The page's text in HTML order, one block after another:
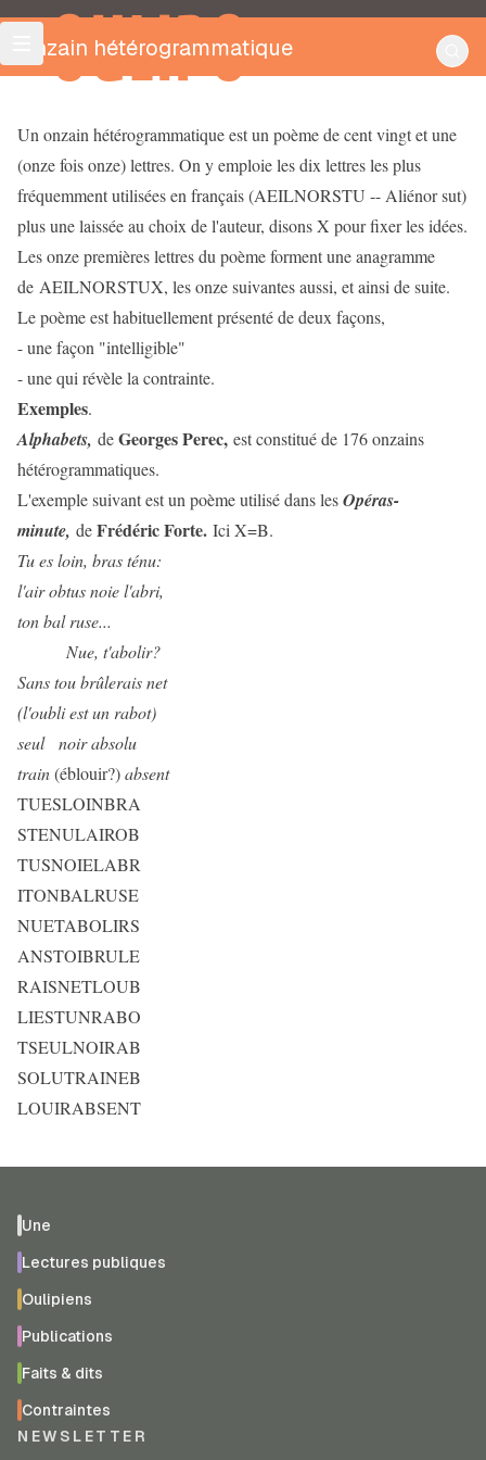
OULIPO
Onzain hétérogrammatique
Un onzain hétérogrammatique est un poème de cent vingt et une
(onze fois onze) lettres. On y emploie les dix lettres les plus
fréquemment utilisées en français (AEILNORSTU -- Aliénor sut)
plus une laissée au choix de l'auteur, disons X pour fixer les idées.
Les onze premières lettres du poème forment une anagramme
de AEILNORSTUX, les onze suivantes aussi, et ainsi de suite.
Le poème est habituellement présenté de deux façons,
- une façon "intelligible"
- une qui révèle la contrainte.
Exemples.
Alphabets, deGeorges Perec, est constitué de 176 onzains
hétérogrammatiques.
L'exemple suivant est un poème utilisé dans lesOpéras-
minute, deFrédéric Forte. Ici X=B.
Tu es loin, bras ténu:
l'air obtus noie l'abri,
ton bal ruse...
Nue, t'abolir?
Sans tou brûlerais net
(l'oubli est un rabot)
seul noir absolu
train(éblouir?)absent
TUESLOINBRA
STENULAIROB
TUSNOIELABR
ITONBALRUSE
NUETABOLIRS
ANSTOIBRULE
RAISNETLOUB
LIESTUNRABO
TSEULNOIRAB
SOLUTRAINEB
LOUIRABSENT
Une
Lectures publiques
Oulipiens
Publications
Faits & dits
Contraintes
NEWSLETTER